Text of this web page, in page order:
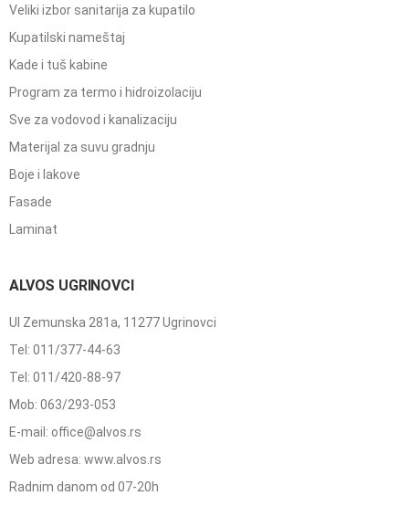
Veliki izbor sanitarija za kupatilo
Kupatilski nameštaj
Kade i tuš kabine
Program za termo i hidroizolaciju
Sve za vodovod i kanalizaciju
Materijal za suvu gradnju
Boje i lakove
Fasade
Laminat
ALVOS UGRINOVCI
Ul Zemunska 281a, 11277 Ugrinovci
Tel: 011/377-44-63
Tel: 011/420-88-97
Mob: 063/293-053
E-mail: office@alvos.rs
Web adresa: www.alvos.rs
Radnim danom od 07-20h